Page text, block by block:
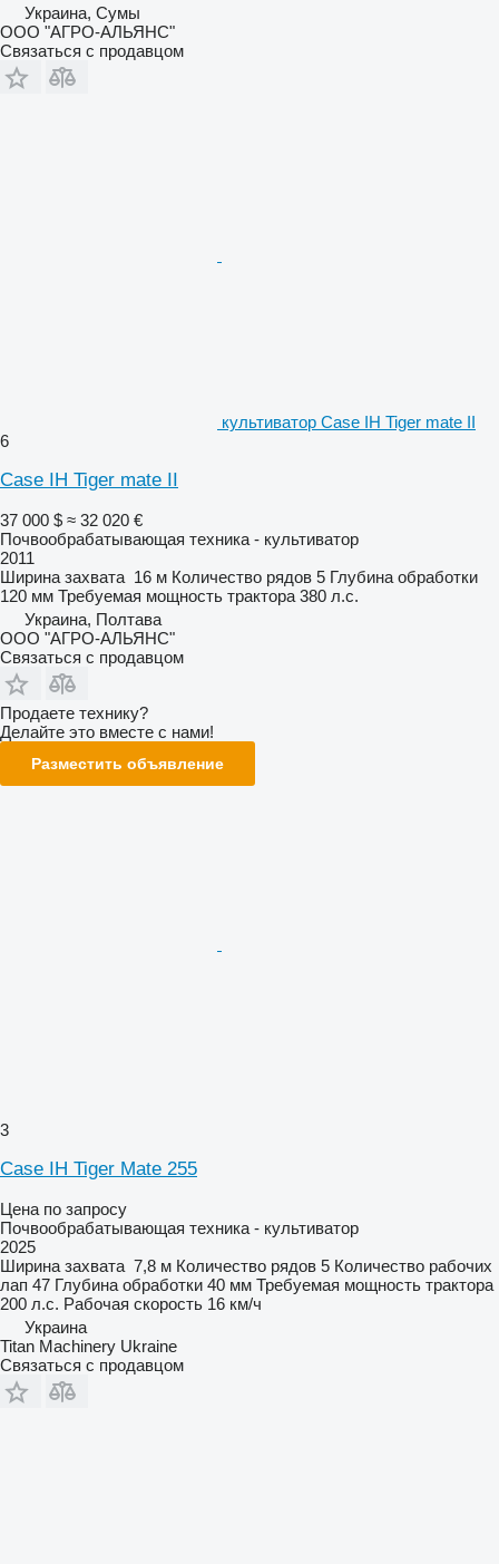
Украина, Сумы
ООО "АГРО-АЛЬЯНС"
Связаться с продавцом
культиватор Case IH Tiger mate II
6
Case IH Tiger mate II
37 000 $ ≈ 32 020 €
Почвообрабатывающая техника - культиватор
2011
Ширина захвата 16 м Количество рядов 5 Глубина обработки
120 мм Требуемая мощность трактора 380 л.с.
Украина, Полтава
ООО "АГРО-АЛЬЯНС"
Связаться с продавцом
Продаете технику?
Делайте это вместе с нами!
Разместить объявление
3
Case IH Tiger Mate 255
Цена по запросу
Почвообрабатывающая техника - культиватор
2025
Ширина захвата 7,8 м Количество рядов 5 Количество рабочих
лап 47 Глубина обработки 40 мм Требуемая мощность трактора
200 л.с. Рабочая скорость 16 км/ч
Украина
Titan Machinery Ukraine
Связаться с продавцом